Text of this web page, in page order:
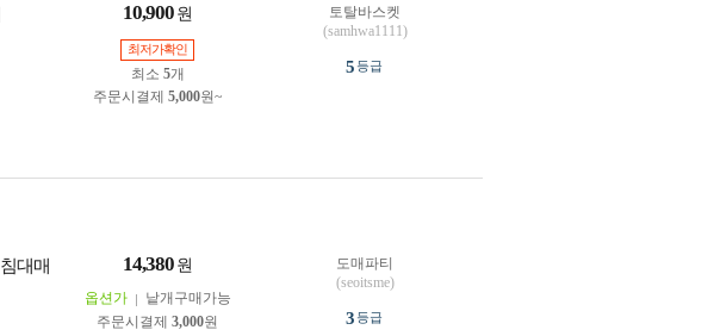
10,900 원
최저가확인
최소 5개
주문시결제 5,000원~
토탈바스켓
(samhwa1111)
5등급
대매
14,380 원
옵션가
낱개구매가능
주문시결제 3,000원
도매파티
(seoitsme)
3등급